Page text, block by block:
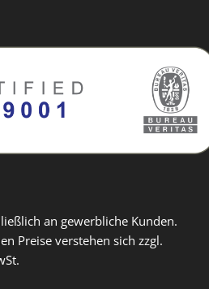
an gewerbliche Kunden.
Preise verstehen sich zzgl.